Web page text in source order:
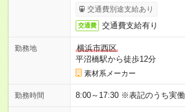
交通費別途支給あり
交通費 交通費支給有り
勤務地
横浜市西区
平沼橋駅から徒歩12分
素材系メーカー
勤務時間 8:00～17:30 ※表記のうち実働